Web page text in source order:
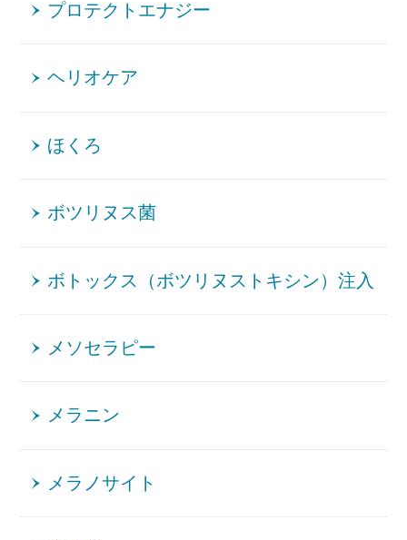
プロテクトエナジー
ヘリオケア
ほくろ
ボツリヌス菌
ボトックス（ボツリヌストキシン）注入
メソセラピー
メラニン
メラノサイト